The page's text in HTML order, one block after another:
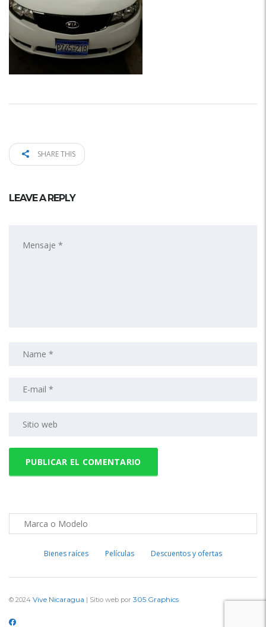
SHARE THIS
LEAVE A REPLY
Bienes raíces Películas Descuentos y ofertas
© 2024 Vive Nicaragua | Sitio web por 305 Graphics